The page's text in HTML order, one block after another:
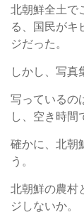
北朝鮮全土で
る、国民がキ
ジだった。
しかし、写真
写っているの
し、空き時間
確かに、北朝
う。
北朝鮮の農村
ジしないか。